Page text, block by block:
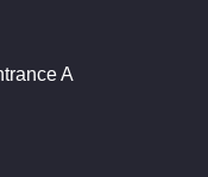
A